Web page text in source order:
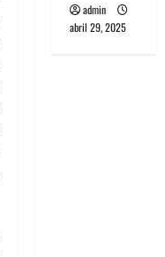
admin
abril 29, 2025